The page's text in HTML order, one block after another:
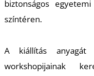
biztonságos
színtéren.
A kiállítás
workshopijainak